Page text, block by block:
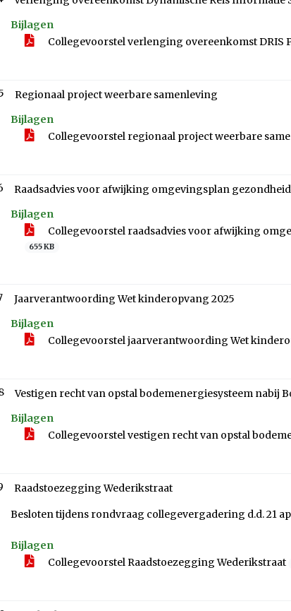
Bijlagen
Collegevoorstel verlenging overeenkomst DRIS
Regionaal project weerbare samenleving
Bijlagen
Collegevoorstel regionaal project weerbare
Raadsadvies voor afwijking omgevingsplan
Bijlagen
Collegevoorstel raadsadvies voor afwijking
655 KB
Jaarverantwoording Wet kinderopvang 2025
Bijlagen
Collegevoorstel jaarverantwoording Wet
Vestigen recht van opstal bodemenergiesysteem nabij
Bijlagen
Collegevoorstel vestigen recht van opstal
Raadstoezegging Wederikstraat
Besloten tijdens rondvraag collegevergadering d.d. 21
Bijlagen
Collegevoorstel Raadstoezegging Wederikstraat